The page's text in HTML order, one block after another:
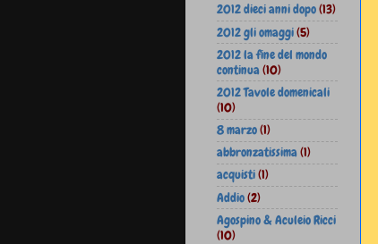
2012 dieci anni dopo(13)
2012 gli omaggi(5)
2012 la fine del mondo
continua(10)
2012 Tavole domenicali
(10)
8 marzo(1)
abbronzatissima(1)
acquisti(1)
Addio(2)
Agospino & Aculeio Ricci
(10)